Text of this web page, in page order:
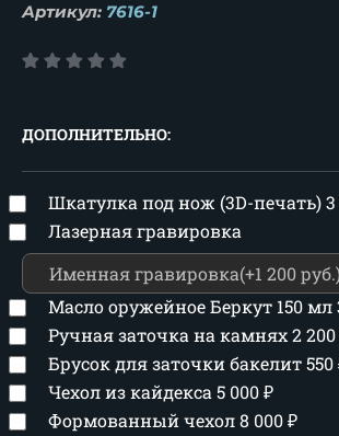
Артикул: 7616-1
ДОПОЛНИТЕЛЬНО:
Шкатулка под нож (3D-печать)
Лазерная гравировка
Масло оружейное Беркут 150 мл
Ручная заточка на камнях2 200
Брусок для заточки бакелит550
Чехол из кайдекса 5 000₽
Формованный чехол8 000₽